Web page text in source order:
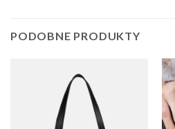
PODOBNE PRODUKTY